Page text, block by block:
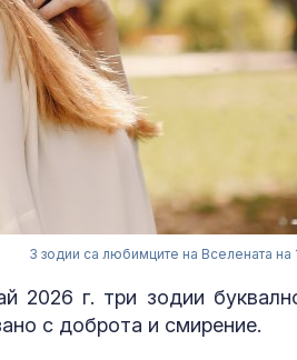
3 зодии са любимците на Вселената на
2026 г. три зодии
с доброта и смирение.